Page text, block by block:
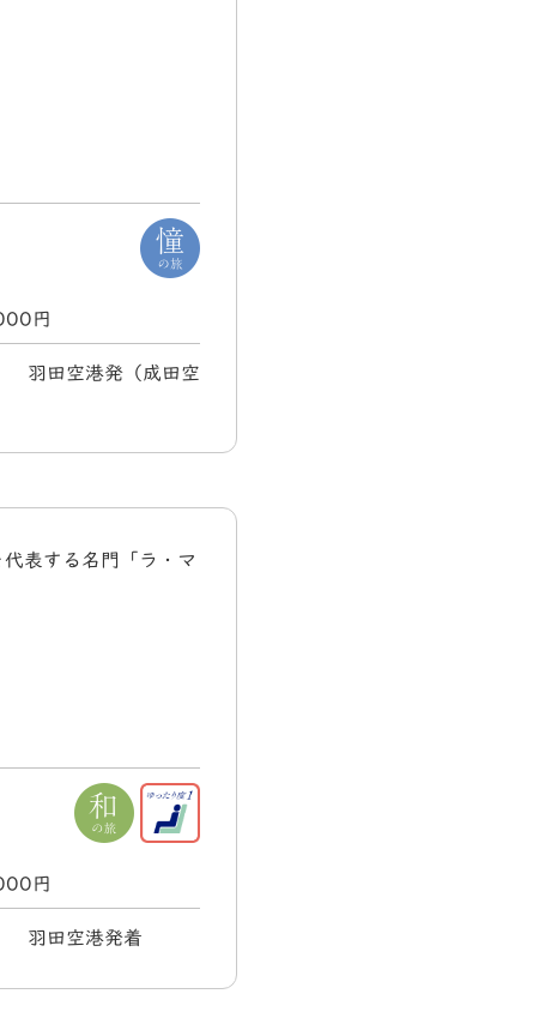
円
田空港発（成田空
表する名門「ラ・マ
円
羽田空港発着